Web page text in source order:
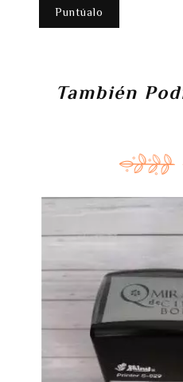
Puntúalo
También